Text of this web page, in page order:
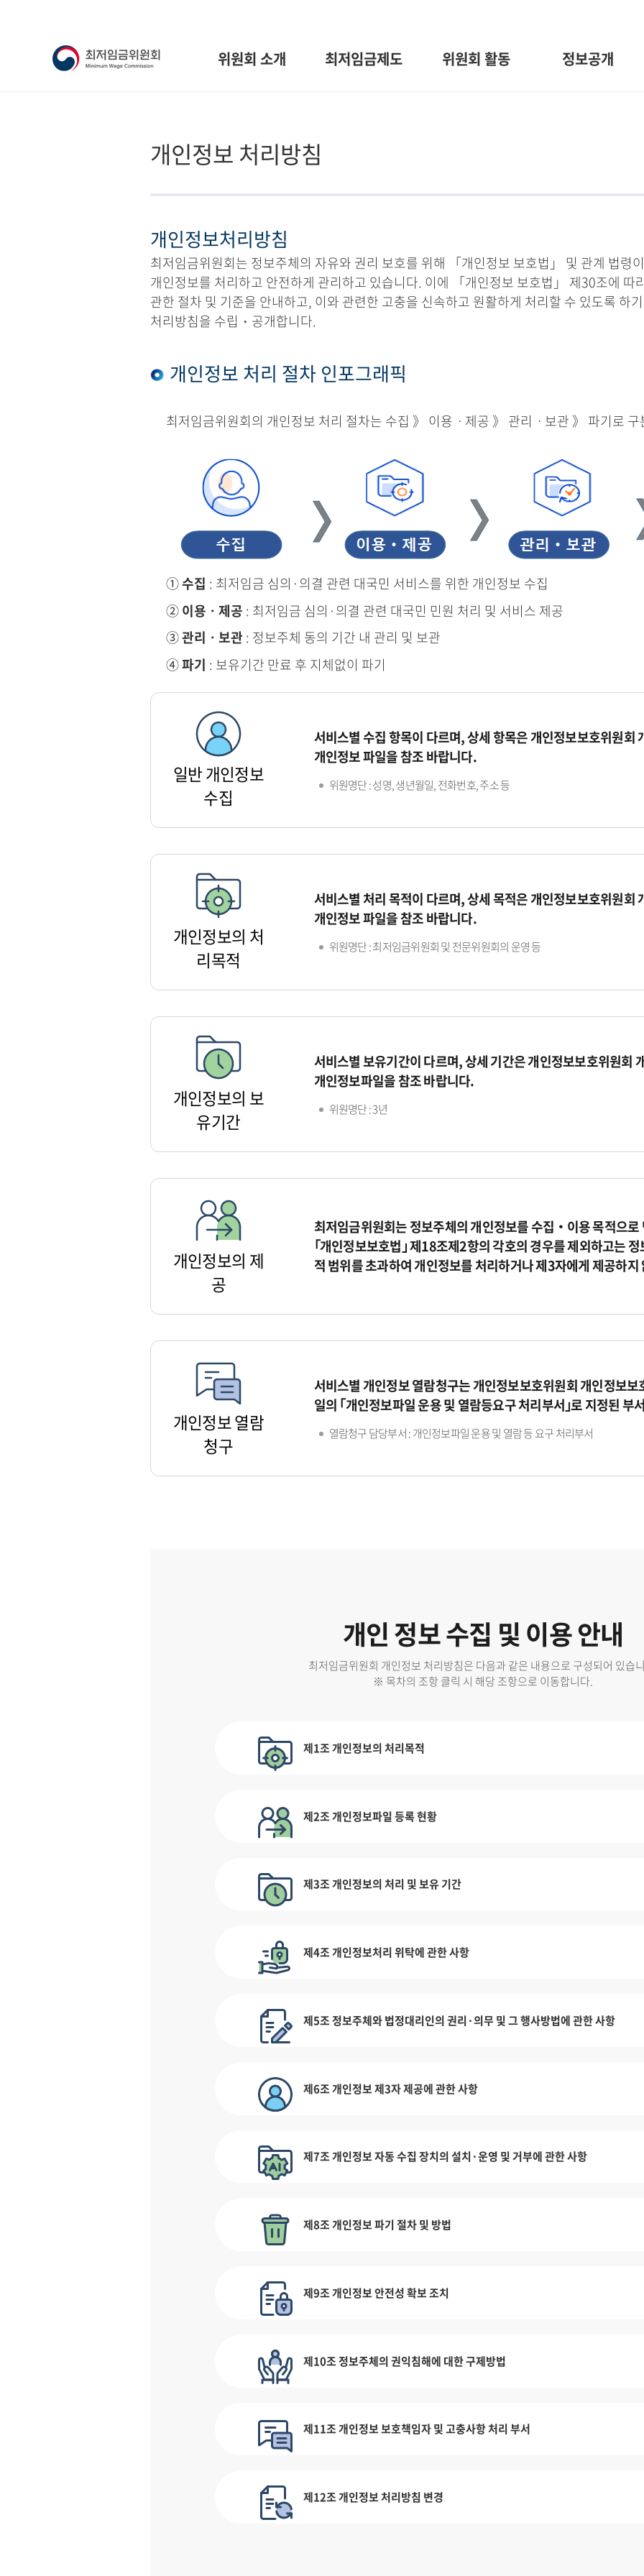
위원회 소개 최저임금제도 위원회 활동 정보공개
개인정보 처리방침
개인정보처리방침
최저임금위원회는 정보주체의 자유와 권리 보호를 위해 「개인정보 보호법」 및 관계 법령
개인정보를 처리하고 안전하게 관리하고 있습니다. 이에 「개인정보 보호법」 제30조에 따
관한 절차 및 기준을 안내하고, 이와 관련한 고충을 신속하고 원활하게 처리할 수 있도록 하
처리방침을 수립・공개합니다.
개인정보 처리 절차 인포그래픽
최저임금위원회의 개인정보 처리 절차는 수집 》 이용ㆍ제공 》 관리ㆍ보관 》 파기로
①수집 : 최저임금 심의·의결 관련 대국민 서비스를 위한 개인정보 수집
② 이용ㆍ제공 : 최저임금 심의·의결 관련 대국민 민원 처리 및 서비스 제공
③관리ㆍ보관 : 정보주체 동의 기간 내 관리 및 보관
④파기 : 보유기간 만료 후 지체없이 파기
일반 개인정보
수집
서비스별 수집 항목이 다르며, 상세 항목은 개인정보보호위원회
개인정보 파일을 참조 바랍니다.
위원명단 : 성명, 생년월일, 전화번호, 주소 등
개인정보의 처
리목적
서비스별 처리 목적이 다르며, 상세 목적은 개인정보보호위원회
개인정보 파일을 참조 바랍니다.
위원명단 : 최저임금위원회 및 전문위원회의 운영 등
개인정보의 보
유기간
서비스별 보유기간이 다르며, 상세 기간은 개인정보보호위원회
개인정보파일을 참조 바랍니다.
위원명단 : 3년
개인정보의 제
공
최저임금위원회는 정보주체의 개인정보를 수집‧이용 목적으로
｢개인정보보호법｣ 제18조제2항의 각호의 경우를 제외하고는
적 범위를 초과하여 개인정보를 처리하거나 제3자에게 제공하지
개인정보 열람
청구
서비스별 개인정보 열람청구는 개인정보보호위원회 개인정보
일의 ｢개인정보파일 운용 및 열람등요구 처리부서｣로 지정된 부
열람청구 담당부서 : 개인정보파일 운용 및 열람 등 요구 처리부서
개인 정보 수집 및 이용 안내
최저임금위원회 개인정보 처리방침은 다음과 같은 내용으로 구성되어 있습
※ 목차의 조항 클릭 시 해당 조항으로 이동합니다.
제1조 개인정보의 처리목적
제2조 개인정보파일 등록 현황
제3조 개인정보의 처리 및 보유 기간
제4조 개인정보처리 위탁에 관한 사항
제5조 정보주체와 법정대리인의 권리·의무 및 그 행사방법에 관한 사항
제6조 개인정보 제3자 제공에 관한 사항
제7조 개인정보 자동 수집 장치의 설치·운영 및 거부에 관한 사항
제8조 개인정보 파기 절차 및 방법
제9조 개인정보 안전성 확보 조치
제10조 정보주체의 권익침해에 대한 구제방법
제11조 개인정보 보호책임자 및 고충사항 처리 부서
제12조 개인정보 처리방침 변경